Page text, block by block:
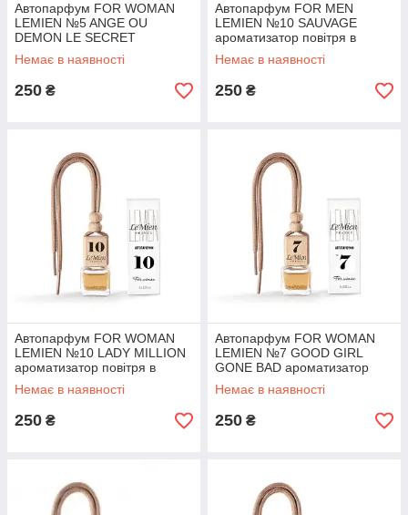
Автопарфум FOR WOMAN
LEMIEN №5 ANGE OU
DEMON LE SECRET
ароматизатор повітря в
автомобіль
Немає в наявності
250 ₴
Автопарфум FOR MEN
LEMIEN №10 SAUVAGE
ароматизатор повітря в
автомобіль
Немає в наявності
250 ₴
Автопарфум FOR WOMAN
LEMIEN №10 LADY MILLION
ароматизатор повітря в
автомобіль
Немає в наявності
250 ₴
Автопарфум FOR WOMAN
LEMIEN №7 GOOD GIRL
GONE BAD ароматизатор
повітря в автомобіль
Немає в наявності
250 ₴